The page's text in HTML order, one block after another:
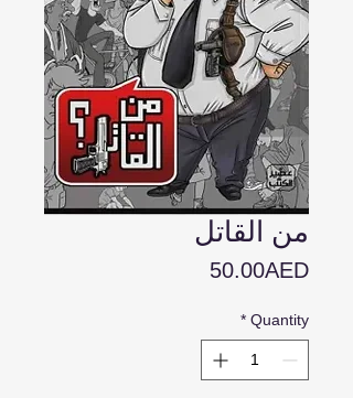
من القاتل
50.00AED
Quantity
*